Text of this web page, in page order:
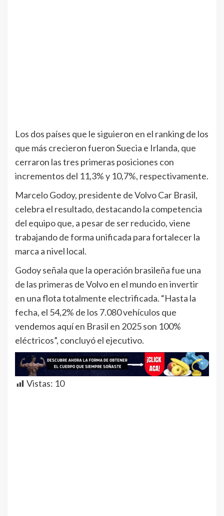
Los dos países que le siguieron en el ranking de los
que más crecieron fueron Suecia e Irlanda, que
cerraron las tres primeras posiciones con
incrementos del 11,3% y 10,7%, respectivamente.
Marcelo Godoy, presidente de Volvo Car Brasil,
celebra el resultado, destacando la competencia
del equipo que, a pesar de ser reducido, viene
trabajando de forma unificada para fortalecer la
marca a nivel local.
Godoy señala que la operación brasileña fue una
de las primeras de Volvo en el mundo en invertir
en una flota totalmente electrificada. “Hasta la
fecha, el 54,2% de los 7.080 vehículos que
vendemos aquí en Brasil en 2025 son 100%
eléctricos”, concluyó el ejecutivo.
Vistas: 10